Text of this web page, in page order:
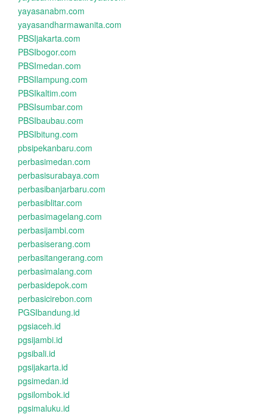
yayasanabm.com
yayasandharmawanita.com
PBSIjakarta.com
PBSIbogor.com
PBSImedan.com
PBSIlampung.com
PBSIkaltim.com
PBSIsumbar.com
PBSIbaubau.com
PBSIbitung.com
pbsipekanbaru.com
perbasimedan.com
perbasisurabaya.com
perbasibanjarbaru.com
perbasiblitar.com
perbasimagelang.com
perbasijambi.com
perbasiserang.com
perbasitangerang.com
perbasimalang.com
perbasidepok.com
perbasicirebon.com
PGSIbandung.id
pgsiaceh.id
pgsijambi.id
pgsibali.id
pgsijakarta.id
pgsimedan.id
pgsilombok.id
pgsimaluku.id